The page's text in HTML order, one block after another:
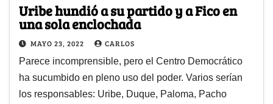
Uribe hundió a su partido y a Fico en
una sola enclochada
MAYO 23, 2022 CARLOS
Parece incomprensible, pero el Centro Democrático
ha sucumbido en pleno uso del poder. Varios serían
los responsables: Uribe, Duque, Paloma, Pacho